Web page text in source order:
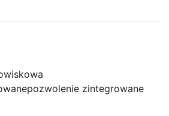
pozwolenie zintegrowane